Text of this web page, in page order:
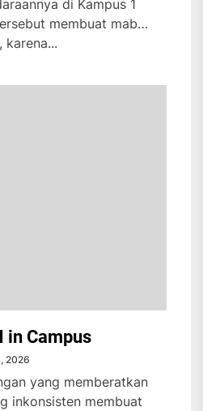
di Kampus 1
membuat maba
karena...
in Campus
2026
yang memberatkan
inkonsisten membuat